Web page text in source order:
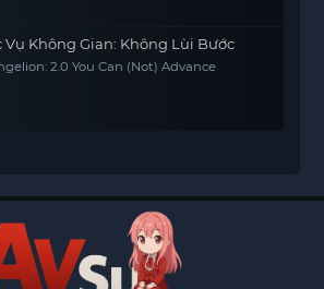
Vụ Không Gian: Không Lùi Bước
2.0 You Can (Not) Advance